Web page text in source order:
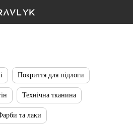
Покриття для підлоги
Технічна тканина
та лаки